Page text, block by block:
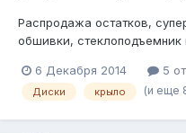
Распродажа остатков,
обшивки, стеклоподъемник
торпеда(цвет: черный)-
серый, без пепельницы) -
6 Декабря 2014 5
Диски крыло (и еще